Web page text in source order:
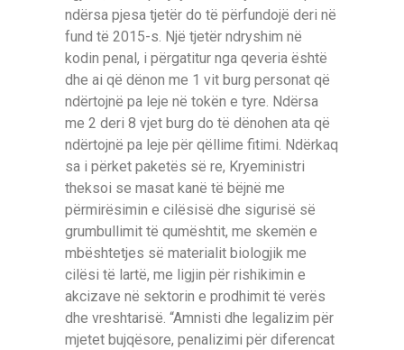
ndërsa pjesa tjetër do të përfundojë deri në
fund të 2015-s. Një tjetër ndryshim në
kodin penal, i përgatitur nga qeveria është
dhe ai që dënon me 1 vit burg personat që
ndërtojnë pa leje në tokën e tyre. Ndërsa
me 2 deri 8 vjet burg do të dënohen ata që
ndërtojnë pa leje për qëllime fitimi. Ndërkaq
sa i përket paketës së re, Kryeministri
theksoi se masat kanë të bëjnë me
përmirësimin e cilësisë dhe sigurisë së
grumbullimit të qumështit, me skemën e
mbështetjes së materialit biologjik me
cilësi të lartë, me ligjin për rishikimin e
akcizave në sektorin e prodhimit të verës
dhe vreshtarisë. “Amnisti dhe legalizim për
mjetet bujqësore, penalizimi për diferencat